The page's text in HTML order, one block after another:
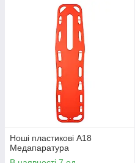
Ноші пластикові А18
Медапаратура